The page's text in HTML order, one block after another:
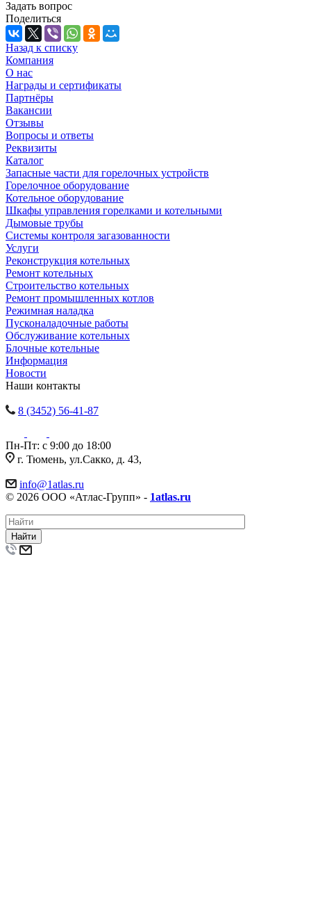
Задать вопрос
Поделиться
Назад к списку
Компания
О нас
Награды и сертификаты
Партнёры
Вакансии
Отзывы
Вопросы и ответы
Реквизиты
Каталог
Запасные части для горелочных устройств
Горелочное оборудование
Котельное оборудование
Шкафы управления горелками и котельными
Дымовые трубы
Системы контроля загазованности
Услуги
Реконструкция котельных
Ремонт котельных
Строительство котельных
Ремонт промышленных котлов
Режимная наладка
Пусконаладочные работы
Обслуживание котельных
Блочные котельные
Информация
Новости
Наши контакты
8 (3452) 56-41-87
Пн-Пт: с 9:00 до 18:00
г. Тюмень, ул.Сакко, д. 43,
info@1atlas.ru
© 2026 ООО «Атлас-Групп» - 1atlas.ru
Найти